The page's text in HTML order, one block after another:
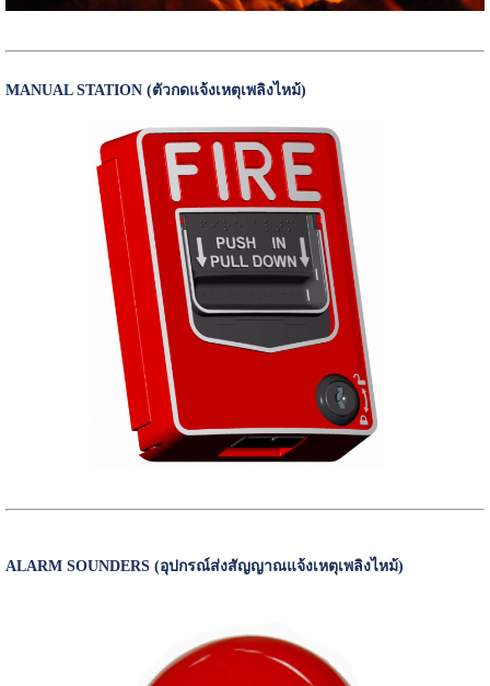
MANUAL STATION (ตัวกดแจ้งเหตุเพลิงไหม้)
ALARM SOUNDERS (อุปกรณ์ส่งสัญญาณแจ้งเหตุเพลิงไหม้)